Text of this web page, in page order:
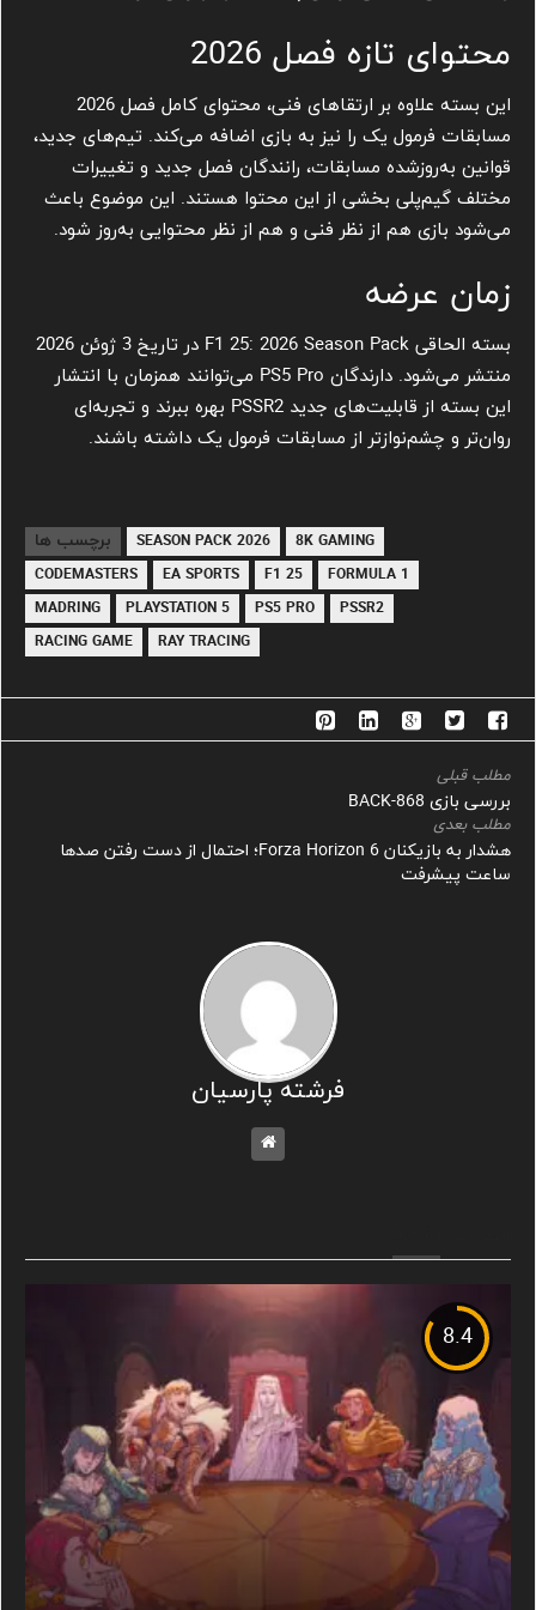
محتوای تازه فصل 2026
این بسته علاوه بر ارتقاهای فنی، محتوای کامل فصل 2026
مسابقات فرمول یک را نیز به بازی اضافه می‌کند. تیم‌های جدید،
قوانین به‌روزشده مسابقات، رانندگان فصل جدید و تغییرات
مختلف گیم‌پلی بخشی از این محتوا هستند. این موضوع باعث
می‌شود بازی هم از نظر فنی و هم از نظر محتوایی به‌روز شود.
زمان عرضه
بسته الحاقی F1 25: 2026 Season Pack در تاریخ 3 ژوئن 2026
منتشر می‌شود. دارندگان PS5 Pro می‌توانند همزمان با انتشار
این بسته از قابلیت‌های جدید PSSR2 بهره ببرند و تجربه‌ای
روان‌تر و چشم‌نوازتر از مسابقات فرمول یک داشته باشند.
برچسب ها 2026 SEASON PACK
8K GAMING
CODEMASTERS
EA SPORTS F1 25
FORMULA 1
MADRING
PLAYSTATION 5 PS5 PRO
PSSR2
RACING GAME
RAY TRACING
مطلب قبلی
بررسی بازی 868-BACK
مطلب بعدی
هشدار به بازیکنان Forza Horizon 6؛ احتمال از دست رفتن صدها
ساعت پیشرفت
فرشته پارسیان
8.4